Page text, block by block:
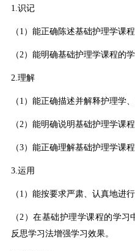
1.识记
（1）能正确陈述基础护理学课
（2）能明确基础护理学课程的学
2.理解
（1）能正确描述并解释护理学
（2）能明确说明基础护理学课程
（3）能正确理解基础护理学课
3.运用
（1）能按要求严肃、认真地进
（2）在基础护理学课程的学
反思学习法增强学习效果。